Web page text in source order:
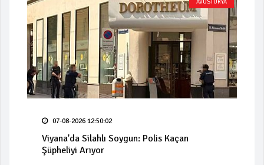
AVUSTURYA
07-08-2026 12:50:02
Viyana'da Silahlı Soygun: Polis Kaçan
Şüpheliyi Arıyor